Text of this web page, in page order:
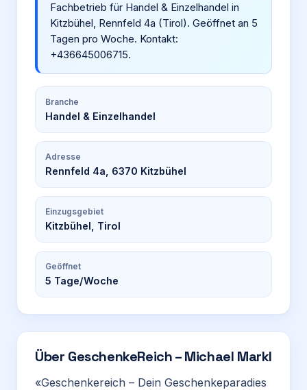
Fachbetrieb für Handel & Einzelhandel in
Kitzbühel, Rennfeld 4a (Tirol). Geöffnet an 5
Tagen pro Woche. Kontakt:
+436645006715.
Branche
Handel & Einzelhandel
Adresse
Rennfeld 4a, 6370 Kitzbühel
Einzugsgebiet
Kitzbühel, Tirol
Geöffnet
5 Tage/Woche
Über GeschenkeReich – Michael Markl
«Geschenkereich – Dein Geschenkeparadies